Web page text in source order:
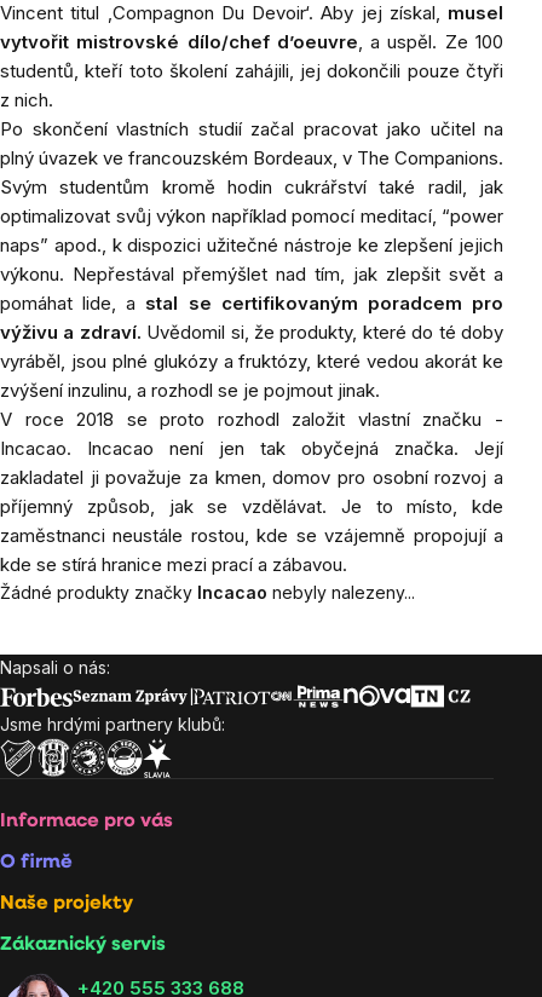
Vincent titul ‚Compagnon Du Devoir‘. Aby jej získal, musel
vytvořit mistrovské dílo/chef d’oeuvre, a uspěl. Ze 100
studentů, kteří toto školení zahájili, jej dokončili pouze čtyři
z nich.
Po skončení vlastních studií začal pracovat jako učitel na
plný úvazek ve francouzském Bordeaux, v The Companions.
Svým studentům kromě hodin cukrářství také radil, jak
optimalizovat svůj výkon například pomocí meditací, “power
naps” apod., k dispozici užitečné nástroje ke zlepšení jejich
výkonu. Nepřestával přemýšlet nad tím, jak zlepšit svět a
pomáhat lide, a stal se certifikovaným poradcem pro
výživu a zdraví. Uvědomil si, že produkty, které do té doby
vyráběl, jsou plné glukózy a fruktózy, které vedou akorát ke
zvýšení inzulinu, a rozhodl se je pojmout jinak.
V roce 2018 se proto rozhodl založit vlastní značku -
Incacao. Incacao není jen tak obyčejná značka. Její
zakladatel ji považuje za kmen, domov pro osobní rozvoj a
příjemný způsob, jak se vzdělávat. Je to místo, kde
zaměstnanci neustále rostou, kde se vzájemně propojují a
kde se stírá hranice mezi prací a zábavou.
Žádné produkty značky Incacao nebyly nalezeny...
Zápatí
Napsali o nás:
Jsme hrdými partnery klubů:
Informace pro vás
O firmě
Naše projekty
Zákaznický servis
‭+420 555 333 688